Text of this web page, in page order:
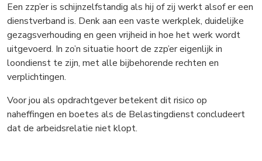
Een zzp’er is schijnzelfstandig als hij of zij werkt alsof er een
dienstverband is. Denk aan een vaste werkplek, duidelijke
gezagsverhouding en geen vrijheid in hoe het werk wordt
uitgevoerd. In zo’n situatie hoort de zzp’er eigenlijk in
loondienst te zijn, met alle bijbehorende rechten en
verplichtingen.
Voor jou als opdrachtgever betekent dit risico op
naheffingen en boetes als de Belastingdienst concludeert
dat de arbeidsrelatie niet klopt.